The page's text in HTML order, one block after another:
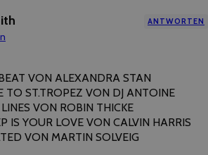
ANTWORTEN
VON ALEXANDRA STAN
TO ST.TROPEZ VON DJ ANTOINE
VON ROBIN THICKE
IS YOUR LOVE VON CALVIN HARRIS
VON MARTIN SOLVEIG